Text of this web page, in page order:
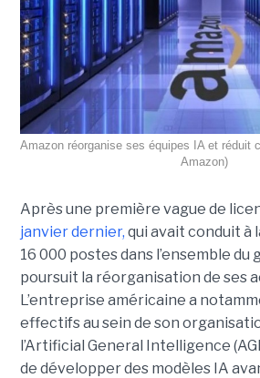
Amazon réorganise ses équipes IA et réduit
Amazon)
Après une première vague de
janvier dernier, qui avait conduit à
16 000 postes dans l’ensemble du
poursuit la réorganisation de ses
L’entreprise américaine a
effectifs au sein de son
l’Artificial General Intelligence
de développer des modèles IA